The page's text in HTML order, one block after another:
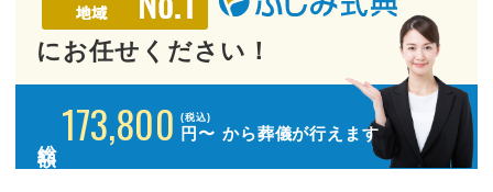
にお任せください！
173,800 (税込)
円〜 から葬儀が行えます